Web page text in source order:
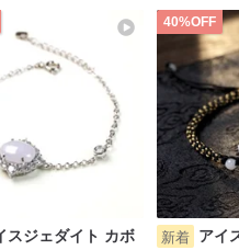
スジェダイト カボ
40%OFF
新着 アイ